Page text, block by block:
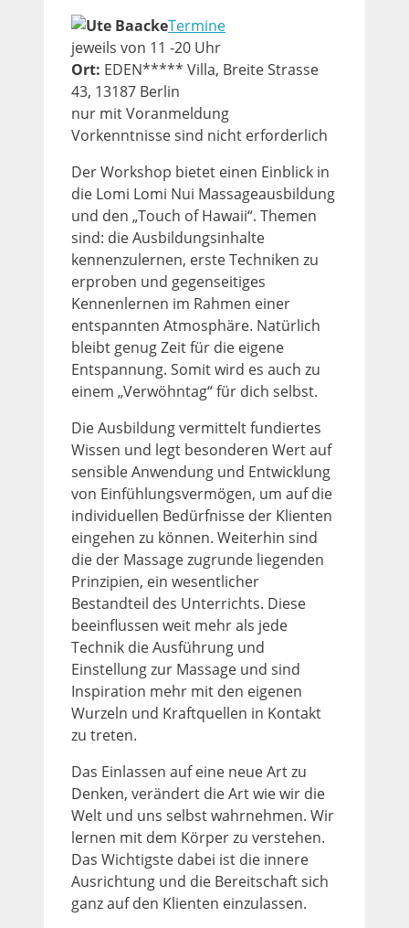
Termine
jeweils von 11 -20 Uhr
Ort: EDEN***** Villa, Breite Strasse
43, 13187 Berlin
nur mit Voranmeldung
Vorkenntnisse sind nicht erforderlich
Der Workshop bietet einen Einblick in
die Lomi Lomi Nui Massageausbildung
und den „Touch of Hawaii“. Themen
sind: die Ausbildungsinhalte
kennenzulernen, erste Techniken zu
erproben und gegenseitiges
Kennenlernen im Rahmen einer
entspannten Atmosphäre. Natürlich
bleibt genug Zeit für die eigene
Entspannung. Somit wird es auch zu
einem „Verwöhntag“ für dich selbst.
Die Ausbildung vermittelt fundiertes
Wissen und legt besonderen Wert auf
sensible Anwendung und Entwicklung
von Einfühlungsvermögen, um auf die
individuellen Bedürfnisse der Klienten
eingehen zu können. Weiterhin sind
die der Massage zugrunde liegenden
Prinzipien, ein wesentlicher
Bestandteil des Unterrichts. Diese
beeinflussen weit mehr als jede
Technik die Ausführung und
Einstellung zur Massage und sind
Inspiration mehr mit den eigenen
Wurzeln und Kraftquellen in Kontakt
zu treten.
Das Einlassen auf eine neue Art zu
Denken, verändert die Art wie wir die
Welt und uns selbst wahrnehmen. Wir
lernen mit dem Körper zu verstehen.
Das Wichtigste dabei ist die innere
Ausrichtung und die Bereitschaft sich
ganz auf den Klienten einzulassen.